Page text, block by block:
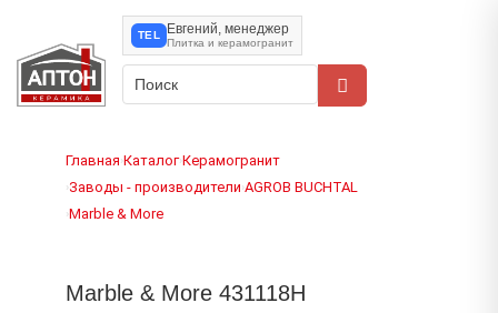
TEL Евгений, менеджер
Плитка и керамогранит
Главная›Каталог›Керамогранит
›Заводы - производители›AGROB BUCHTAL
›Marble & More
Marble & More 431118H